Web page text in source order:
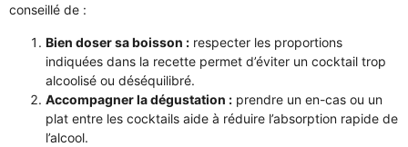
conseillé de :
Bien doser sa boisson : respecter les proportions
indiquées dans la recette permet d’éviter un cocktail trop
alcoolisé ou déséquilibré.
Accompagner la dégustation : prendre un en-cas ou un
plat entre les cocktails aide à réduire l’absorption rapide de
l’alcool.